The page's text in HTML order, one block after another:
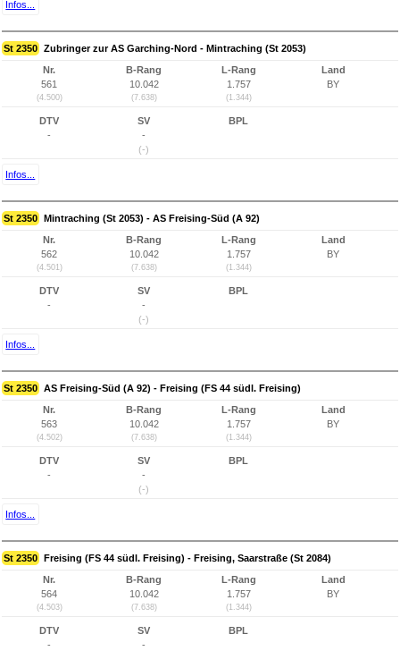
Infos...
St 2350 Zubringer zur AS Garching-Nord - Mintraching (St 2053)
Nr.
561
(4.500)
B-Rang
10.042
(7.638)
L-Rang
1.757
(1.344)
Land
BY
DTV
-
SV
-
(-)
BPL
Infos...
St 2350 Mintraching (St 2053) - AS Freising-Süd (A 92)
Nr.
562
(4.501)
B-Rang
10.042
(7.638)
L-Rang
1.757
(1.344)
Land
BY
DTV
-
SV
-
(-)
BPL
Infos...
St 2350 AS Freising-Süd (A 92) - Freising (FS 44 südl. Freising)
Nr.
563
(4.502)
B-Rang
10.042
(7.638)
L-Rang
1.757
(1.344)
Land
BY
DTV
-
SV
-
(-)
BPL
Infos...
St 2350 Freising (FS 44 südl. Freising) - Freising, Saarstraße (St 2084)
Nr.
564
(4.503)
B-Rang
10.042
(7.638)
L-Rang
1.757
(1.344)
Land
BY
DTV
-
SV
-
BPL